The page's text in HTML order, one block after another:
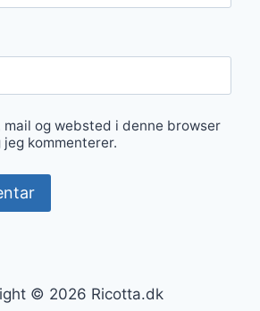
mail og websted i denne browser
kommenterer.
© 2026 Ricotta.dk